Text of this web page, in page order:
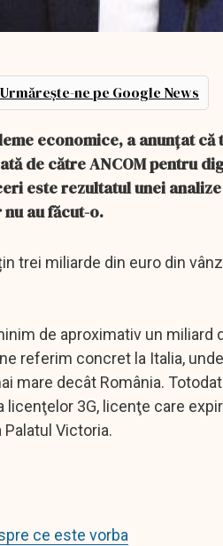
Urmărește-ne pe Google News
economice, a anunțat
de către ANCOM pentru
este rezultatul unei
au făcut-o.
trei miliarde din euro din
de aproximativ un miliard
referim concret la Italia,
mare decât România.
3G, licenţe care
Victoria.
ce este vorba